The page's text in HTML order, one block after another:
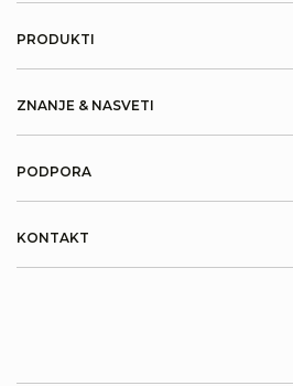
PRODUKTI
ZNANJE & NASVETI
PODPORA
KONTAKT